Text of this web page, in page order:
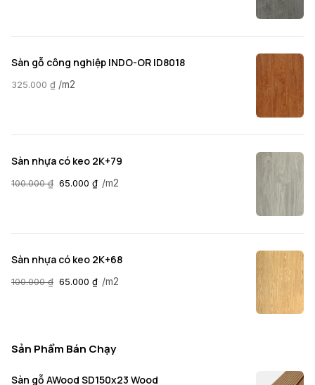
Sàn gỗ công nghiệp INDO-OR ID8018
325.000 ₫ /m2
Sàn nhựa có keo 2K+79
100.000₫ 65.000 ₫ /m2
Sàn nhựa có keo 2K+68
100.000₫ 65.000 ₫ /m2
Sản Phẩm Bán Chạy
Sàn gỗ AWood SD150x23 Wood